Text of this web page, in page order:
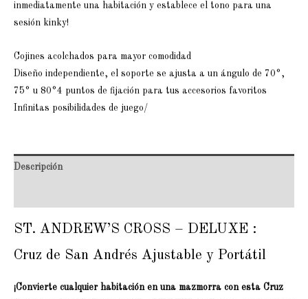
inmediatamente una habitación y establece el tono para una
sesión kinky!
Cojines acolchados para mayor comodidad
Diseño independiente, el soporte se ajusta a un ángulo de 70°,
75° u 80°4 puntos de fijación para tus accesorios favoritos
Infinitas posibilidades de juego/
Descripción
ST. ANDREW’S CROSS – DELUXE :
Cruz de San Andrés Ajustable y Portátil
¡Convierte cualquier habitación en una mazmorra con esta Cruz